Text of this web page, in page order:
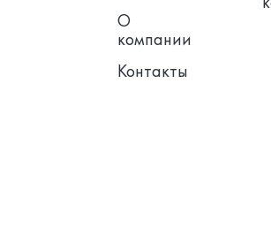
О
компании
Контакты